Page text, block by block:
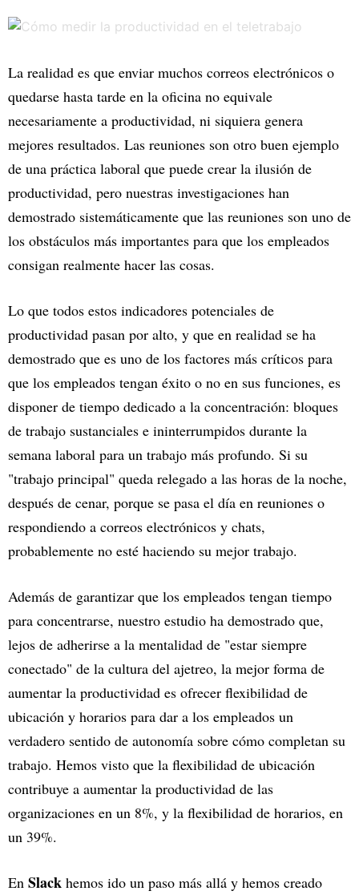
La realidad es que enviar muchos correos electrónicos o
quedarse hasta tarde en la oficina no equivale
necesariamente a productividad, ni siquiera genera
mejores resultados. Las reuniones son otro buen ejemplo
de una práctica laboral que puede crear la ilusión de
productividad, pero nuestras investigaciones han
demostrado sistemáticamente que las reuniones son uno de
los obstáculos más importantes para que los empleados
consigan realmente hacer las cosas.
Lo que todos estos indicadores potenciales de
productividad pasan por alto, y que en realidad se ha
demostrado que es uno de los factores más críticos para
que los empleados tengan éxito o no en sus funciones, es
disponer de tiempo dedicado a la concentración: bloques
de trabajo sustanciales e ininterrumpidos durante la
semana laboral para un trabajo más profundo. Si su
"trabajo principal" queda relegado a las horas de la noche,
después de cenar, porque se pasa el día en reuniones o
respondiendo a correos electrónicos y chats,
probablemente no esté haciendo su mejor trabajo.
Además de garantizar que los empleados tengan tiempo
para concentrarse, nuestro estudio ha demostrado que,
lejos de adherirse a la mentalidad de "estar siempre
conectado" de la cultura del ajetreo, la mejor forma de
aumentar la productividad es ofrecer flexibilidad de
ubicación y horarios para dar a los empleados un
verdadero sentido de autonomía sobre cómo completan su
trabajo. Hemos visto que la flexibilidad de ubicación
contribuye a aumentar la productividad de las
organizaciones en un 8%, y la flexibilidad de horarios, en
un 39%.
En Slack hemos ido un paso más allá y hemos creado